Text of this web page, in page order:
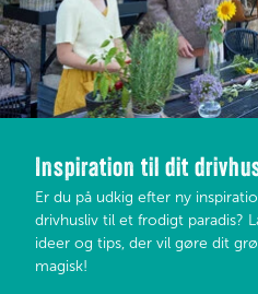
Inspiration til dit
Er du på udkig efter ny
drivhusliv til et frodigt paradis?
ideer og tips, der vil gøre dit
magisk!